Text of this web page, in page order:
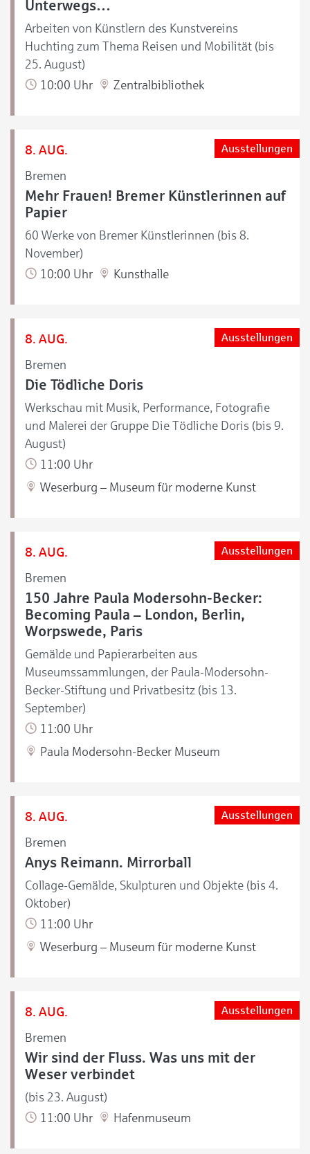
Unterwegs…
Arbeiten von Künstlern des Kunstvereins
Huchting zum Thema Reisen und Mobilität (bis
25. August)
10:00 Uhr
Zentralbibliothek
8. AUG.
Bremen
Ausstellungen
Mehr Frauen! Bremer Künstlerinnen auf
Papier
60 Werke von Bremer Künstlerinnen (bis 8.
November)
10:00 Uhr
Kunsthalle
8. AUG.
Bremen
Ausstellungen
Die Tödliche Doris
Werkschau mit Musik, Performance, Fotografie
und Malerei der Gruppe Die Tödliche Doris (bis 9.
August)
11:00 Uhr
Weserburg – Museum für moderne Kunst
8. AUG.
Bremen
Ausstellungen
150 Jahre Paula Modersohn-Becker:
Becoming Paula – London, Berlin,
Worpswede, Paris
Gemälde und Papierarbeiten aus
Museumssammlungen, der Paula-Modersohn-
Becker-Stiftung und Privatbesitz (bis 13.
September)
11:00 Uhr
Paula Modersohn-Becker Museum
8. AUG.
Bremen
Ausstellungen
Anys Reimann. Mirrorball
Collage-Gemälde, Skulpturen und Objekte (bis 4.
Oktober)
11:00 Uhr
Weserburg – Museum für moderne Kunst
8. AUG.
Bremen
Ausstellungen
Wir sind der Fluss. Was uns mit der
Weser verbindet
(bis 23. August)
11:00 Uhr
Hafenmuseum